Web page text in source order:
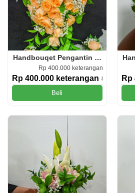
Handbouqet Pengantin (HP.09)
Rp 400.000 keterangan
Rp 400.000 keterangan Rp 500.000
Beli
Rp